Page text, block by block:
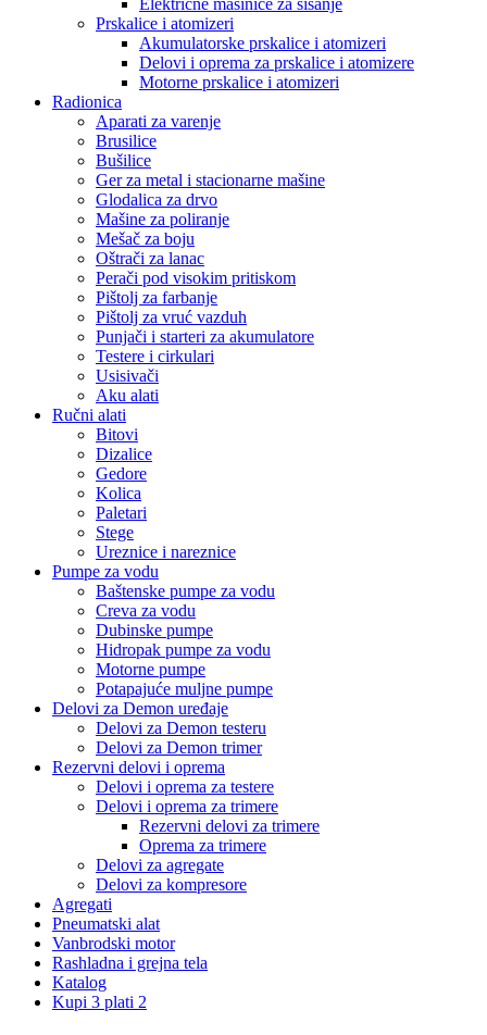
Električne mašinice za šišanje
Prskalice i atomizeri
Akumulatorske prskalice i atomizeri
Delovi i oprema za prskalice i atomizere
Motorne prskalice i atomizeri
Radionica
Aparati za varenje
Brusilice
Bušilice
Ger za metal i stacionarne mašine
Glodalica za drvo
Mašine za poliranje
Mešač za boju
Oštrači za lanac
Perači pod visokim pritiskom
Pištolj za farbanje
Pištolj za vruć vazduh
Punjači i starteri za akumulatore
Testere i cirkulari
Usisivači
Aku alati
Ručni alati
Bitovi
Dizalice
Gedore
Kolica
Paletari
Stege
Ureznice i nareznice
Pumpe za vodu
Baštenske pumpe za vodu
Creva za vodu
Dubinske pumpe
Hidropak pumpe za vodu
Motorne pumpe
Potapajuće muljne pumpe
Delovi za Demon uređaje
Delovi za Demon testeru
Delovi za Demon trimer
Rezervni delovi i oprema
Delovi i oprema za testere
Delovi i oprema za trimere
Rezervni delovi za trimere
Oprema za trimere
Delovi za agregate
Delovi za kompresore
Agregati
Pneumatski alat
Vanbrodski motor
Rashladna i grejna tela
Katalog
Kupi 3 plati 2